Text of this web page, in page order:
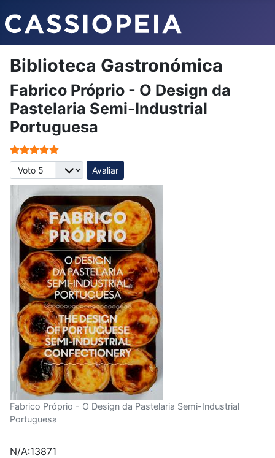
Biblioteca Gastronómica
Fabrico Próprio - O Design da
Pastelaria Semi-Industrial
Portuguesa
Votos do utilizador:
Avalie, por favor
Fabrico Próprio - O Design da Pastelaria Semi-Industrial
Portuguesa
N/A:13871